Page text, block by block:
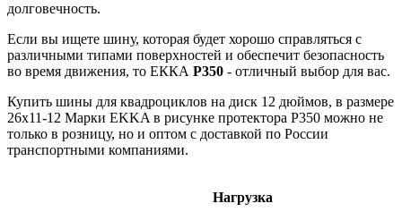
долговечность.
Если вы ищете шину, которая будет хорошо справляться с
различными типами поверхностей и обеспечит безопасность
во время движения, то ЕККА Р350 - отличный выбор для вас.
Купить шины для квадроциклов на диск 12 дюймов, в размере
26х11-12 Марки EKKA в рисунке протектора Р350 можно не
только в розницу, но и оптом с доставкой по России
транспортными компаниями.
Нагрузка